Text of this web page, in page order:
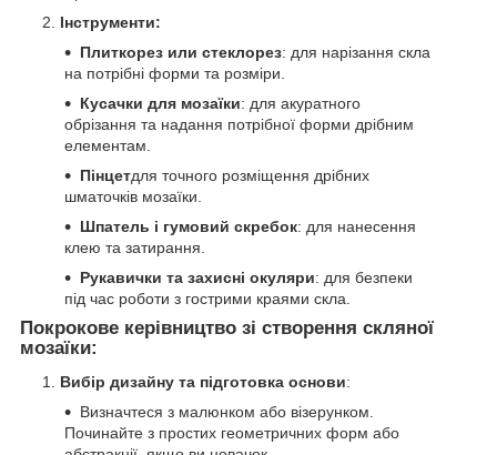
Інструменти:
Плиткорез или стеклорез: для нарізання скла
на потрібні форми та розміри.
Кусачки для мозаїки: для акуратного
обрізання та надання потрібної форми дрібним
елементам.
Пінцетдля точного розміщення дрібних
шматочків мозаїки.
Шпатель і гумовий скребок: для нанесення
клею та затирання.
Рукавички та захисні окуляри: для безпеки
під час роботи з гострими краями скла.
Покрокове керівництво зі створення скляної
мозаїки:
Вибір дизайну та підготовка основи:
Визначтеся з малюнком або візерунком.
Починайте з простих геометричних форм або